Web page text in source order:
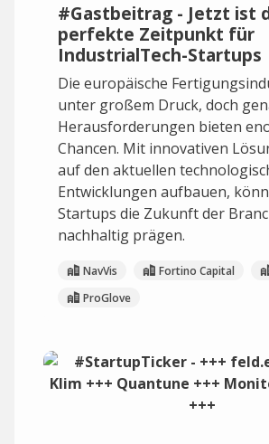
#Gastbeitrag - Jetzt ist
perfekte Zeitpunkt für
IndustrialTech-Startups
Die europäische
unter großem Druck, doch
Herausforderungen bieten
Chancen. Mit innovativen
auf den aktuellen
Entwicklungen aufbauen,
Startups die Zukunft der
nachhaltig prägen.
NavVis Fortino Capital
ProGlove